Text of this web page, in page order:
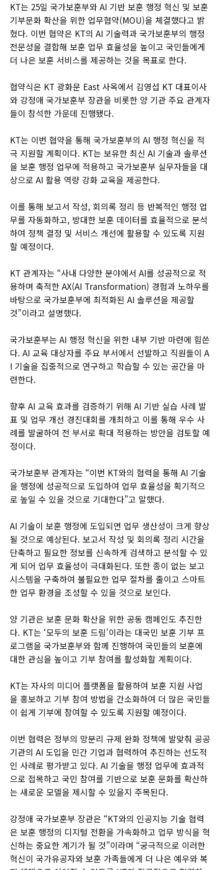
KT는 25일 국가보훈부와 AI 기반 보훈 행정 혁신 및 보훈
기부문화 확산을 위한 업무협약(MOU)을 체결했다고 밝
혔다. 이번 협약은 KT의 AI 기술력과 국가보훈부의 행정
전문성을 결합해 보훈 업무 효율성을 높이고 국민들에게
더 나은 보훈 서비스를 제공하는 것을 목표로 한다.
협약식은 KT 광화문 East 사옥에서 김영섭 KT 대표이사
와 강정애 국가보훈부 장관을 비롯한 양 기관 주요 관계자
들이 참석한 가운데 진행됐다.
KT는 이번 협약을 통해 국가보훈부의 AI 행정 혁신을 적
극 지원할 계획이다. KT는 보유한 최신 AI 기술과 솔루션
을 보훈 행정 업무에 적용하고 국가보훈부 실무자들을 대
상으로 AI 활용 역량 강화 교육을 제공한다.
이를 통해 보고서 작성, 회의록 정리 등 반복적인 행정 업
무를 자동화하고, 방대한 보훈 데이터를 효율적으로 분석
하여 정책 결정 및 서비스 개선에 활용할 수 있도록 지원
할 예정이다.
KT 관계자는 “사내 다양한 분야에서 AI를 성공적으로 적
용하며 축적한 AX(AI Transformation) 경험과 노하우를
바탕으로 국가보훈부에 최적화된 AI 솔루션을 제공할
것”이라고 설명했다.
국가보훈부는 AI 행정 혁신을 위한 내부 기반 마련에 힘쓴
다. AI 교육 대상자를 주요 부서에서 선발하고 직원들이 A
I 기술을 집중적으로 연구하고 학습할 수 있는 공간을 마
련한다.
향후 AI 교육 효과를 검증하기 위해 AI 기반 실습 사례 발
표 및 업무 개선 경진대회를 개최하고 이를 통해 우수 사
례를 발굴하여 전 부서로 확대 적용하는 방안을 검토할 예
정이다.
국가보훈부 관계자는 “이번 KT와의 협력을 통해 AI 기술
을 행정에 성공적으로 도입하여 업무 효율성을 획기적으
로 높일 수 있을 것으로 기대한다”고 말했다.
AI 기술이 보훈 행정에 도입되면 업무 생산성이 크게 향상
될 것으로 예상된다. 보고서 작성 및 회의록 정리 시간을
단축하고 필요한 정보를 신속하게 검색하고 분석할 수 있
게 되어 업무 효율성이 극대화된다. 또한 종이 없는 보고
시스템을 구축하여 불필요한 업무 절차를 줄이고 스마트
한 업무 환경을 조성할 수 있을 것으로 보인다.
양 기관은 보훈 문화 확산을 위한 공동 캠페인도 추진한
다. KT는 ‘모두의 보훈 드림’이라는 대국민 보훈 기부 프
로그램을 국가보훈부와 함께 진행하여 국민들의 보훈에
대한 관심을 높이고 기부 참여를 활성화할 계획이다.
KT는 자사의 미디어 플랫폼을 활용하여 보훈 지원 사업
을 홍보하고 기부 참여 방법을 간소화하여 더 많은 국민들
이 쉽게 기부에 참여할 수 있도록 지원할 예정이다.
이번 협력은 정부의 망분리 규제 완화 정책에 발맞춰 공공
기관의 AI 도입을 민간 기업과 협력하여 추진하는 선도적
인 사례로 평가받고 있다. AI 기술을 행정 업무에 효과적
으로 접목하고 국민 참여를 기반으로 보훈 문화를 확산하
는 새로운 모델을 제시할 수 있을지 주목된다.
강정애 국가보훈부 장관은 “KT와의 인공지능 기술 협력
은 보훈 행정의 디지털 전환을 가속화하고 업무 방식을 혁
신하는 중요한 계기가 될 것”이라며 “궁극적으로 이러한
혁신이 국가유공자와 보훈 가족들에게 더 나은 예우와 복